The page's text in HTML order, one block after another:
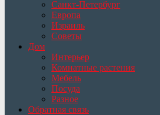
Санкт-Петербург
Европа
Израиль
Советы
Дом
Интерьер
Комнатные растения
Мебель
Посуда
Разное
Обратная связь